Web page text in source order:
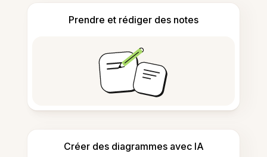
Prendre et rédiger des notes
Créer des diagrammes avec IA